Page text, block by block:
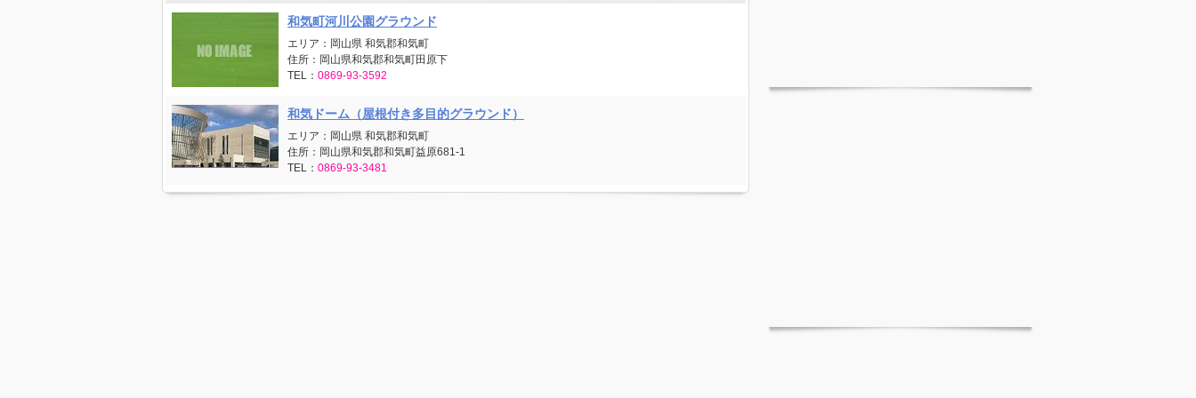
和気町河川公園グラウンド
エリア：岡山県 和気郡和気町
住所：岡山県和気郡和気町田原下
TEL： 0869-93-3592
和気ドーム（屋根付き多目的グラウンド）
エリア：岡山県 和気郡和気町
住所：岡山県和気郡和気町益原681-1
TEL： 0869-93-3481